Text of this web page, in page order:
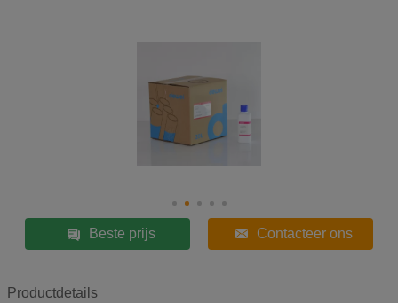
Beste prijs Contacteer ons
Productdetails